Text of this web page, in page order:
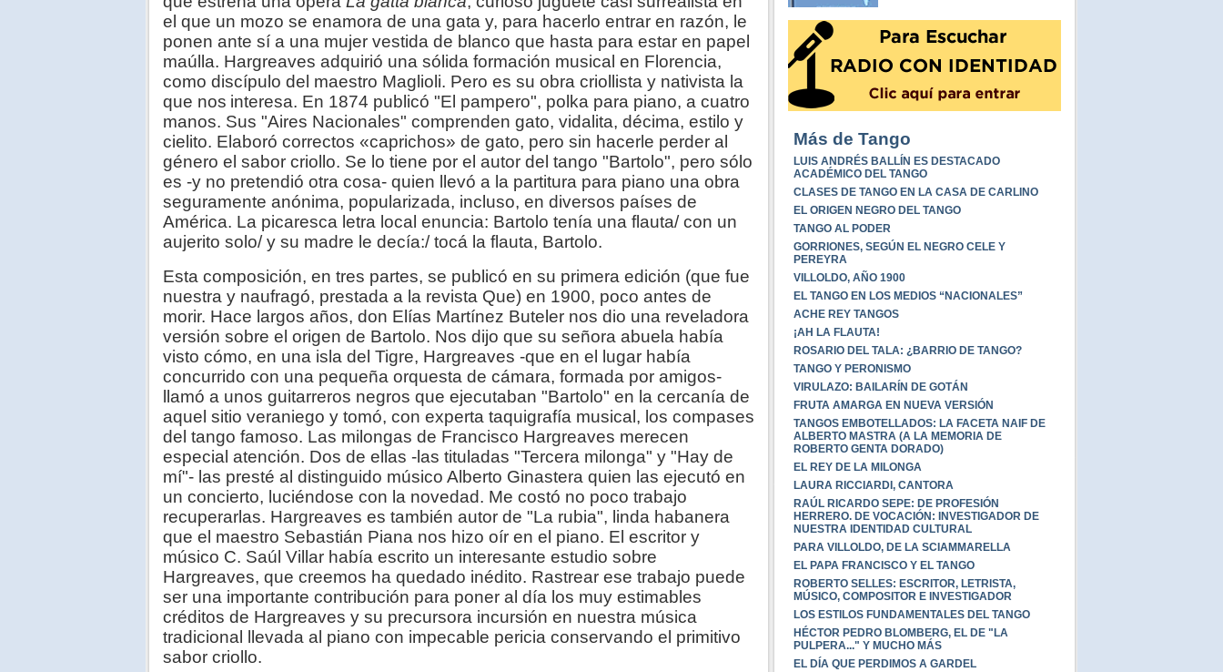
el que un mozo se enamora de una gata y, para hacerlo entrar en razón, le
ponen ante sí a una mujer vestida de blanco que hasta para estar en papel
maúlla. Hargreaves adquirió una sólida formación musical en Florencia,
como discípulo del maestro Maglioli. Pero es su obra criollista y nativista la
que nos interesa. En 1874 publicó "El pampero", polka para piano, a cuatro
manos. Sus "Aires Nacionales" comprenden gato, vidalita, décima, estilo y
cielito. Elaboró correctos «caprichos» de gato, pero sin hacerle perder al
género el sabor criollo. Se lo tiene por el autor del tango "Bartolo", pero sólo
es -y no pretendió otra cosa- quien llevó a la partitura para piano una obra
seguramente anónima, popularizada, incluso, en diversos países de
América. La picaresca letra local enuncia: Bartolo tenía una flauta/ con un
aujerito solo/ y su madre le decía:/ tocá la flauta, Bartolo.
Esta composición, en tres partes, se publicó en su primera edición (que fue
nuestra y naufragó, prestada a la revista Que) en 1900, poco antes de
morir. Hace largos años, don Elías Martínez Buteler nos dio una reveladora
versión sobre el origen de Bartolo. Nos dijo que su señora abuela había
visto cómo, en una isla del Tigre, Hargreaves -que en el lugar había
concurrido con una pequeña orquesta de cámara, formada por amigos-
llamó a unos guitarreros negros que ejecutaban "Bartolo" en la cercanía de
aquel sitio veraniego y tomó, con experta taquigrafía musical, los compases
del tango famoso. Las milongas de Francisco Hargreaves merecen
especial atención. Dos de ellas -las tituladas "Tercera milonga" y "Hay de
mí"- las presté al distinguido músico Alberto Ginastera quien las ejecutó en
un concierto, luciéndose con la novedad. Me costó no poco trabajo
recuperarlas. Hargreaves es también autor de "La rubia", linda habanera
que el maestro Sebastián Piana nos hizo oír en el piano. El escritor y
músico C. Saúl Villar había escrito un interesante estudio sobre
Hargreaves, que creemos ha quedado inédito. Rastrear ese trabajo puede
ser una importante contribución para poner al día los muy estimables
créditos de Hargreaves y su precursora incursión en nuestra música
tradicional llevada al piano con impecable pericia conservando el primitivo
sabor criollo.
Más de Tango
LUIS ANDRÉS BALLÍN ES DESTACADO
ACADÉMICO DEL TANGO
CLASES DE TANGO EN LA CASA DE CARLINO
EL ORIGEN NEGRO DEL TANGO
TANGO AL PODER
GORRIONES, SEGÚN EL NEGRO CELE Y
PEREYRA
VILLOLDO, AÑO 1900
EL TANGO EN LOS MEDIOS “NACIONALES”
ACHE REY TANGOS
¡AH LA FLAUTA!
ROSARIO DEL TALA: ¿BARRIO DE TANGO?
TANGO Y PERONISMO
VIRULAZO: BAILARÍN DE GOTÁN
FRUTA AMARGA EN NUEVA VERSIÓN
TANGOS EMBOTELLADOS: LA FACETA NAIF DE
ALBERTO MASTRA (A LA MEMORIA DE
ROBERTO GENTA DORADO)
EL REY DE LA MILONGA
LAURA RICCIARDI, CANTORA
RAÚL RICARDO SEPE: DE PROFESIÓN
HERRERO. DE VOCACIÓN: INVESTIGADOR DE
NUESTRA IDENTIDAD CULTURAL
PARA VILLOLDO, DE LA SCIAMMARELLA
EL PAPA FRANCISCO Y EL TANGO
ROBERTO SELLES: ESCRITOR, LETRISTA,
MÚSICO, COMPOSITOR E INVESTIGADOR
LOS ESTILOS FUNDAMENTALES DEL TANGO
HÉCTOR PEDRO BLOMBERG, EL DE "LA
PULPERA..." Y MUCHO MÁS
EL DÍA QUE PERDIMOS A GARDEL